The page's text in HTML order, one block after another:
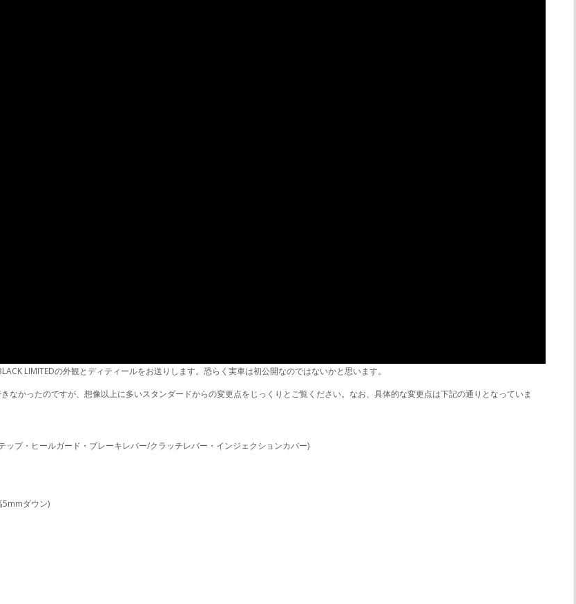
LIMITEDの外観とディティールをお送りします。恐らく実車は初公開なのではないかと思います。
かったのですが、想像以上に多いスタンダードからの変更点をじっくりとご覧ください。なお、具体的な変更点は下記の通りとなっていま
プ・ヒールガード・ブレーキレバー/クラッチレバー・インジェクションカバー)
5mmダウン)